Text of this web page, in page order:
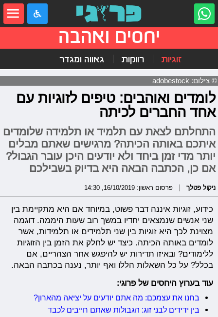
יחסים ואהבה
זוגיות רווקות גאווה ומגדר
© צילום: adobestock
לומדים ואוהבים: טיפים לזוגיות עם
אחד החברים לכיתה
התחלתם לצאת עם תלמיד או תלמידה שלומדים
איתכם באותה הכיתה? מרגישים שאתם מבלים
יותר מדי זמן ביחד ולא יודעים היכן עובר הגבול?
אם כן, הכתבה הבאה היא בדיוק בשבילכם
ניקול פטלך פרסום ראשון: 16/10/2019, 14:30
כידוע, זוגיות איננה דבר פשוט, במיוחד אם היא מתקיימת בין
שני אנשים שנמצאים יחדיו במשך רוב שעות היממה. דוגמה
מצוינת לכך היא זוגיות בין שני תלמידים או תלמידות, אשר
לומדים באותה הכיתה. כיצד יש לחלק את הזמן בין הזוגיות
ללימודים? ובאיזו תדירות יש להיפגש אחר הצהריים, אם
בכלל? על כל השאלות הללו ואף יותר, נענה בכתבה הבאה.
עוד בערוץ היחסים של פרוגי:
בחנו את עצמכם: מה אתם יודעים על יציאה מהארון?
בין ידידים לבני זוג: הגבולות שאתם חייבים לכבד